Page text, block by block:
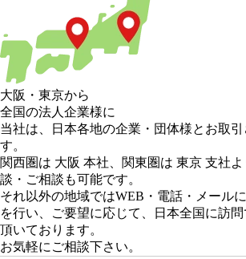
大阪 ・ 東京から
全国の法人企業様に
当社は、日本各地の企業・団体様とお取
す。
関西圏は 大阪 本社
関東圏は 東京 支社
談・ご相談も可能です。
それ以外の地域ではWEB・電話・メール
を行い、
ご要望に応じて、日本全国に訪
頂いております。
お気軽にご相談下さい。